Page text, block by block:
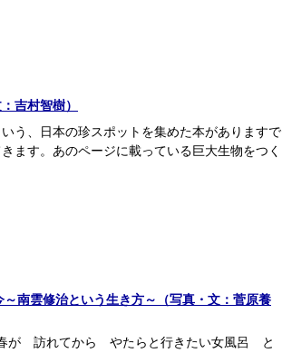
吉村智樹）
う、日本の珍スポットを集めた本がありますで
ます。あのページに載っている巨大生物をつく
南雲修治という生き方～（写真・文：菅原養
が 訪れてから やたらと行きたい女風呂 と